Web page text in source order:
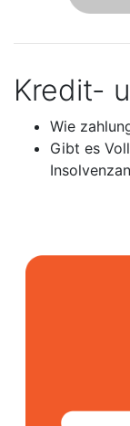
Kredit-
Wie
Gibt es